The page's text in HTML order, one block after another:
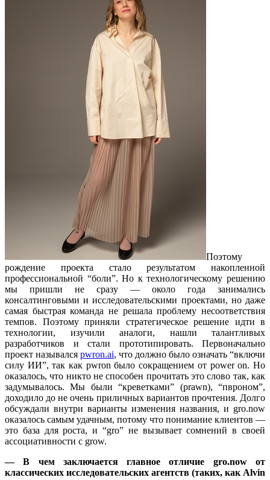
Поэтому
рождение проекта стало результатом накопленной
профессиональной “боли”. Но к технологическому решению
мы пришли не сразу — около года занимались
консалтинговыми и исследовательскими проектами, но даже
самая быстрая команда не решала проблему несоответствия
темпов. Поэтому приняли стратегическое решение идти в
технологии, изучили аналоги, нашли талантливых
разработчиков и стали прототипировать. Первоначально
проект назывался pwron.ai, что должно было означать “включи
силу ИИ”, так как pwron было сокращением от power on. Но
оказалось, что никто не способен прочитать это слово так, как
задумывалось. Мы были “креветками” (prawn), “пвроном”,
доходило до не очень приличных вариантов прочтения. Долго
обсуждали внутри варианты изменения названия, и gro.now
оказалось самым удачным, потому что понимание клиентов —
это база для роста, и “gro” не вызывает сомнений в своей
ассоциативности с grow.
— В чем заключается главное отличие gro.now от
классических исследовательских агентств (таких, как Alvin